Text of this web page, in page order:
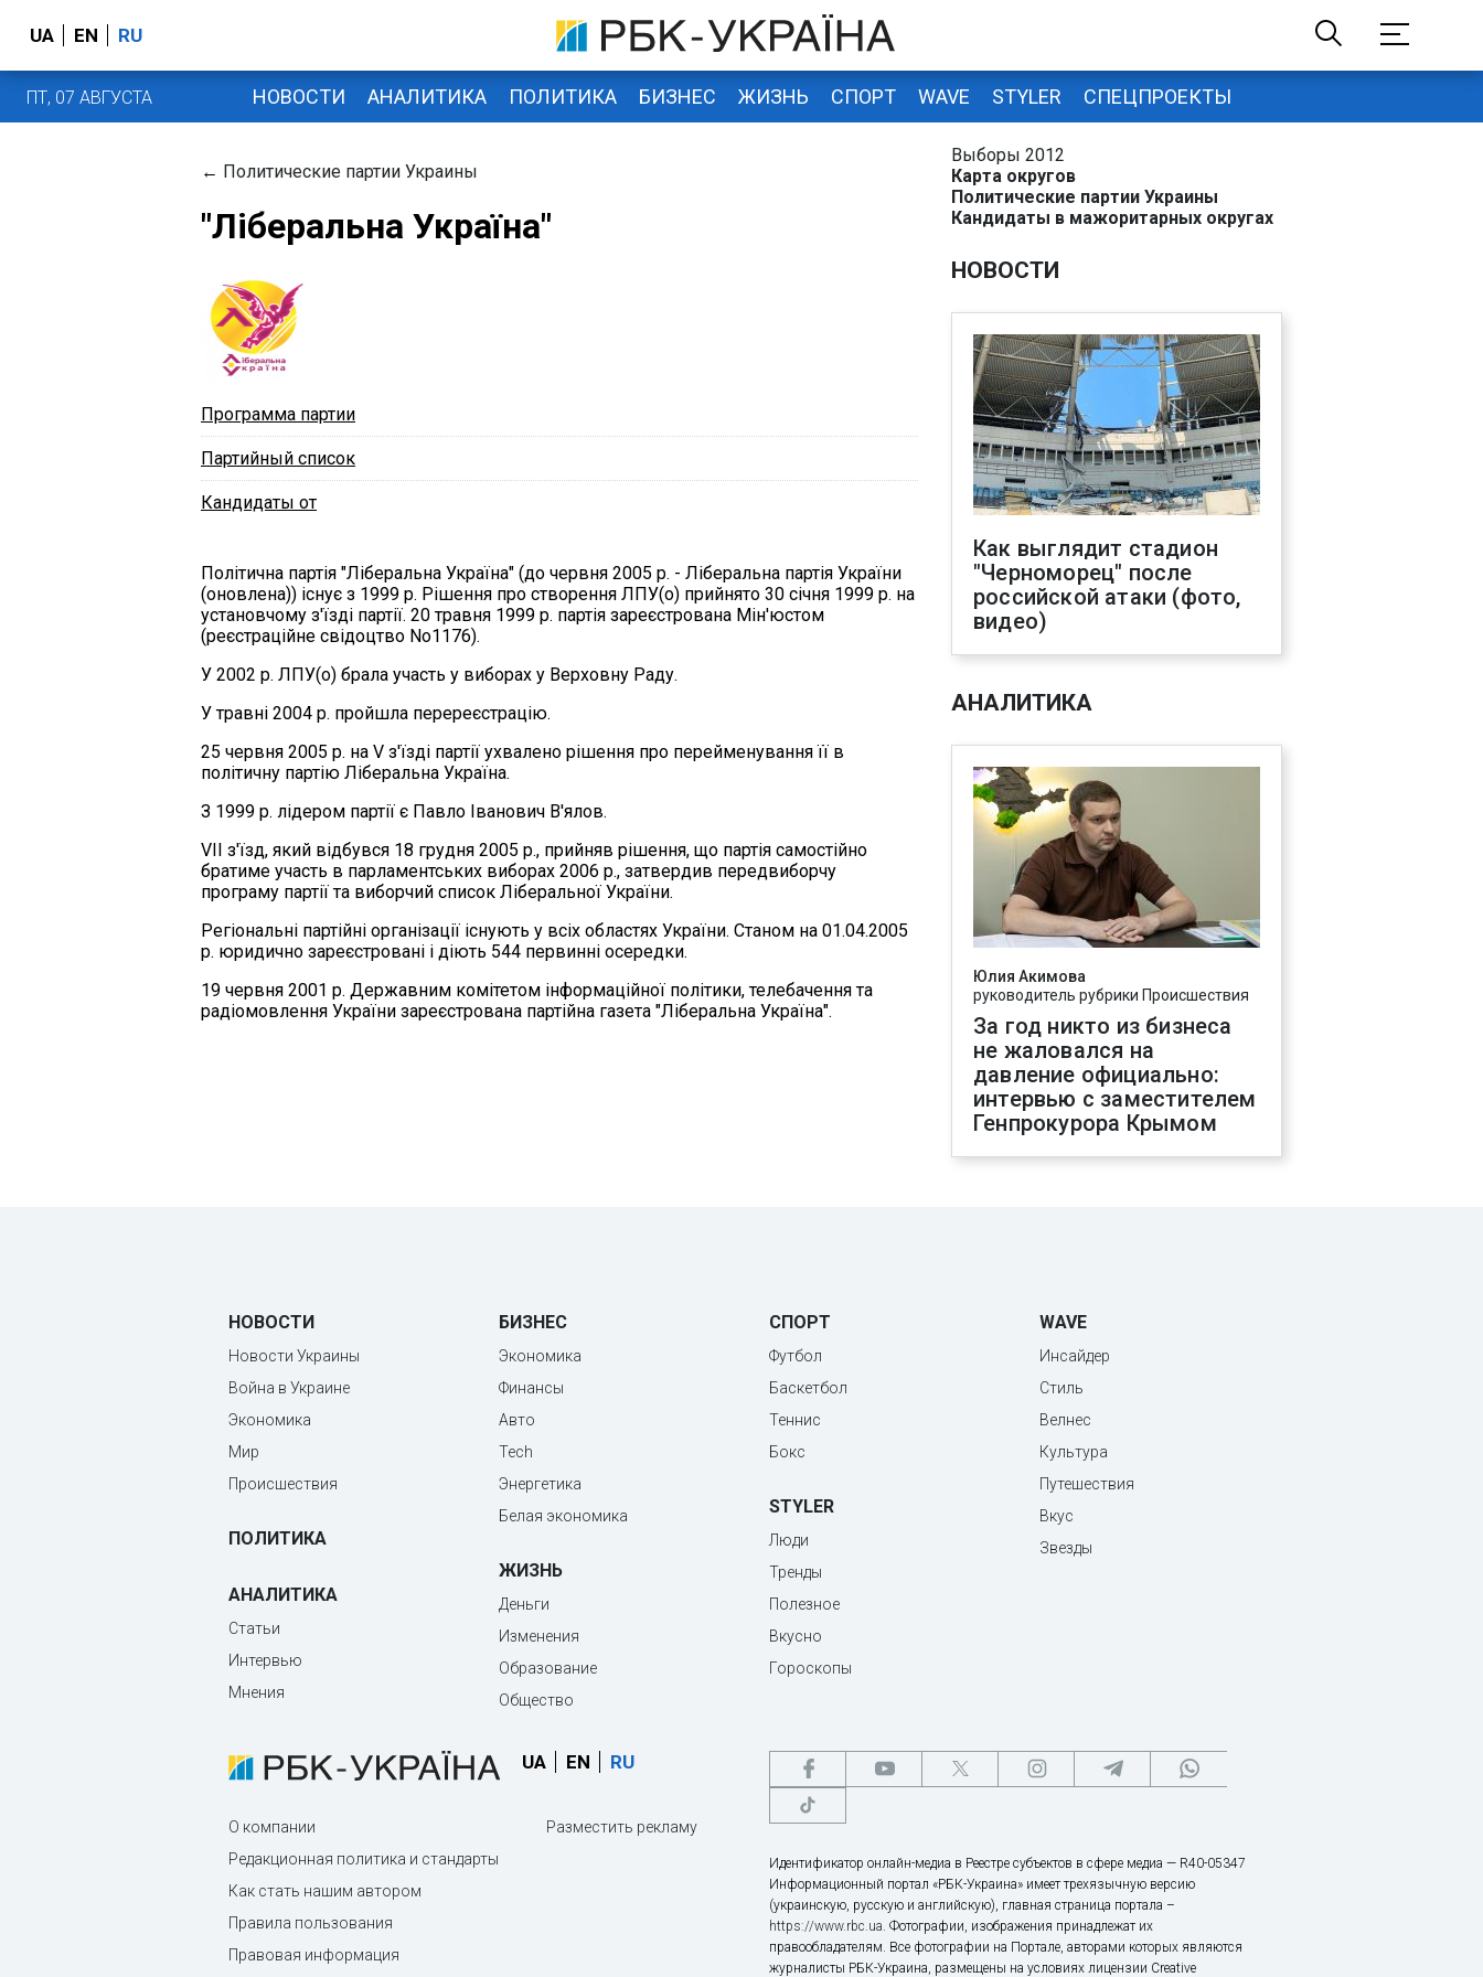
UA EN RU
ПТ, 07 АВГУСТА НОВОСТИ АНАЛИТИКА ПОЛИТИКА БИЗНЕС ЖИЗНЬ СПОРТ WAVE STYLER СПЕЦПРОЕКТЫ
← Политические партии Украины
"Ліберальна Україна"
Программа партии
Партийный список
Кандидаты от
Політична партія "Ліберальна Україна" (до червня 2005 р. - Ліберальна партія України
(оновлена)) існує з 1999 р. Рішення про створення ЛПУ(о) прийнято 30 січня 1999 р. на
установчому з'їзді партії. 20 травня 1999 р. партія зареєстрована Мін'юстом
(реєстраційне свідоцтво No1176).
У 2002 р. ЛПУ(о) брала участь у виборах у Верховну Раду.
У травні 2004 р. пройшла перереєстрацію.
25 червня 2005 р. на V з'їзді партії ухвалено рішення про перейменування її в
політичну партію Ліберальна Україна.
З 1999 р. лідером партії є Павло Іванович В'ялов.
VII з'їзд, який відбувся 18 грудня 2005 р., прийняв рішення, що партія самостійно
братиме участь в парламентських виборах 2006 р., затвердив передвиборчу
програму партії та виборчий список Ліберальної України.
Регіональні партійні організації існують у всіх областях України. Станом на 01.04.2005
р. юридично зареєстровані і діють 544 первинні осередки.
19 червня 2001 р. Державним комітетом інформаційної політики, телебачення та
радіомовлення України зареєстрована партійна газета "Ліберальна Україна".
Выборы 2012
Карта округов
Политические партии Украины
Кандидаты в мажоритарных округах
НОВОСТИ
Как выглядит стадион
"Черноморец" после
российской атаки (фото,
видео)
АНАЛИТИКА
Юлия Акимова
руководитель рубрики Происшествия
За год никто из бизнеса
не жаловался на
давление официально:
интервью с заместителем
Генпрокурора Крымом
НОВОСТИ
Новости Украины
Война в Украине
Экономика
Мир
Происшествия
ПОЛИТИКА
АНАЛИТИКА
Статьи
Интервью
Мнения
БИЗНЕС
Экономика
Финансы
Авто
Tech
Энергетика
Белая экономика
ЖИЗНЬ
Деньги
Изменения
Образование
Общество
СПОРТ
Футбол
Баскетбол
Теннис
Бокс
STYLER
Люди
Тренды
Полезное
Вкусно
Гороскопы
WAVE
Инсайдер
Стиль
Велнес
Культура
Путешествия
Вкус
Звезды
UA EN RU
О компании
Редакционная политика и стандарты
Как стать нашим автором
Правила пользования
Правовая информация
Разместить рекламу
Идентификатор онлайн-медиа в Реестре субъектов в сфере медиа — R40-05347
Информационный портал «РБК-Украина» имеет трехязычную версию
(украинскую, русскую и английскую), главная страница портала –
https://www.rbc.ua. Фотографии, изображения принадлежат их
правообладателям. Все фотографии на Портале, авторами которых являются
журналисты РБК-Украина, размещены на условиях лицензии Creative